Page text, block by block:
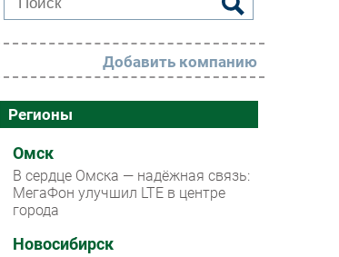
РАЗДЕЛЫ
Новости
Аналитика
Интервью
Мероприятия
Добавить компанию
Регионы
Омск
В сердце Омска — надёжная связь:
МегаФон улучшил LTE в центре
города
Новосибирск